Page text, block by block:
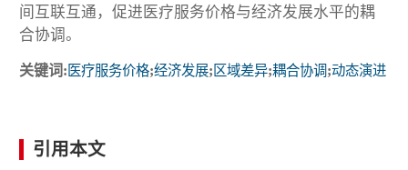
间互联互通，促进医疗服务价格与经济发展水平的耦
合协调。
关键词: 医疗服务价格;经济发展; 区域差异;耦合协调;动态演进
引用本文